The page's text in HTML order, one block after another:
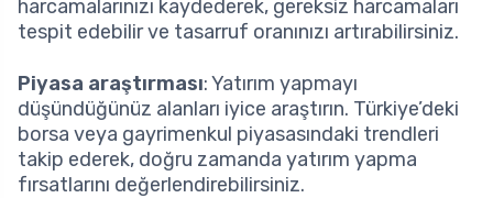
harcamalarınızı kaydederek, gereksiz harcamaları
tespit edebilir ve tasarruf oranınızı artırabilirsiniz.
Piyasa araştırması: Yatırım yapmayı
düşündüğünüz alanları iyice araştırın. Türkiye’deki
borsa veya gayrimenkul piyasasındaki trendleri
takip ederek, doğru zamanda yatırım yapma
fırsatlarını değerlendirebilirsiniz.